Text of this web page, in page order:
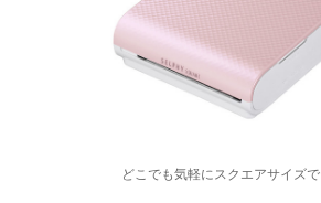
どこでも気軽にスクエアサイズ